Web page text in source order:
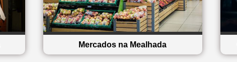
Mercados na Mealhada